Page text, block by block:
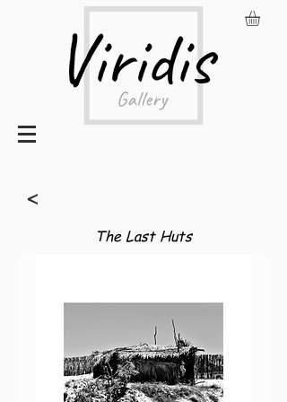
<
The Last Huts